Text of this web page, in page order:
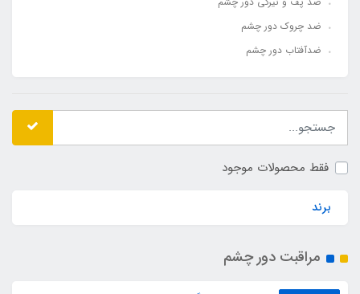
ضد چروک دور چشم
ضدآفتاب دور چشم
فقط محصولات موجود
برند
مراقبت دور چشم